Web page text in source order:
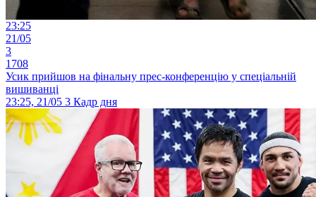
23:25
21/05
3
1708
Усик прийшов на фінальну прес-конференцію у спеціальній
вишиванці
23:25, 21/05 3 Кадр дня